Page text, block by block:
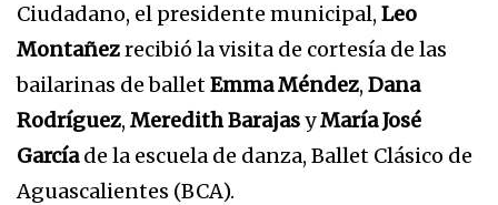
Ciudadano, el presidente municipal, Leo
Montañezrecibió la visita de cortesía de las
bailarinas de balletEmma Méndez, Dana
Rodríguez, Meredith BarajasyMaría José
Garcíade la escuela de danza, Ballet Clásico de
Aguascalientes (BCA).